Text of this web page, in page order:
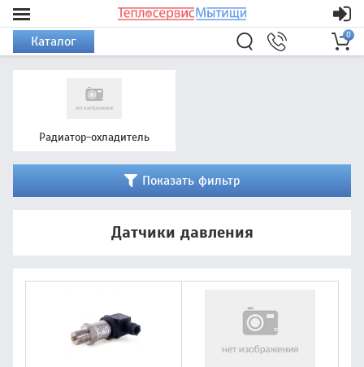
Каталог 0
Радиатор-охладитель
Показать фильтр
Датчики давления